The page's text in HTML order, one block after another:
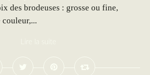
des brodeuses : grosse ou fine,